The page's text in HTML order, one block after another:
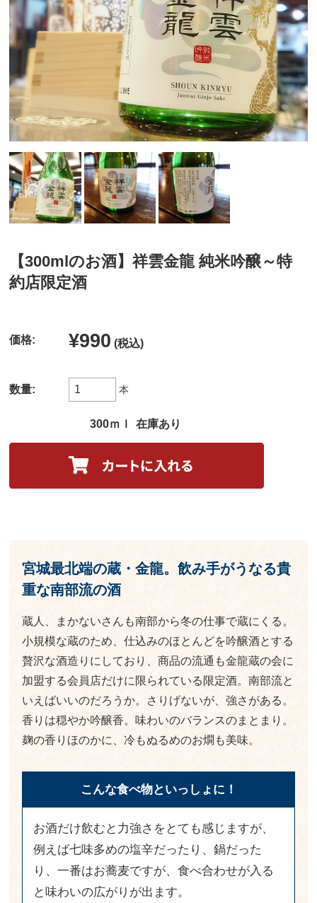
【300mlのお酒】祥雲金龍 純米吟醸～特
約店限定酒
価格: ¥990 (税込)
数量: 本
300ｍｌ 在庫あり
宮城最北端の蔵・金龍。飲み手がうなる貴
重な南部流の酒
蔵人、まかないさんも南部から冬の仕事で蔵にくる。
小規模な蔵のため、仕込みのほとんどを吟醸酒とする
贅沢な酒造りにしており、商品の流通も金龍蔵の会に
加盟する会員店だけに限られている限定酒。南部流と
いえばいいのだろうか。さりげないが、強さがある。
香りは穏やか吟醸香。味わいのバランスのまとまり。
麹の香りほのかに、冷もぬるめのお燗も美味。
こんな食べ物といっしょに！
お酒だけ飲むと力強さをとても感じますが、
例えば七味多めの塩辛だったり、鍋だった
り、一番はお蕎麦ですが、食べ合わせが入る
と味わいの広がりが出ます。